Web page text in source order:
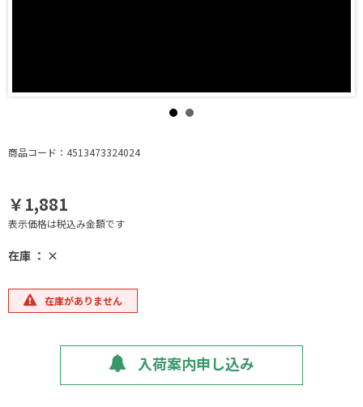
商品コード：4513473324024
￥1,881
表示価格は税込み金額です
在庫 ： ×
在庫がありません
入荷案内申し込み